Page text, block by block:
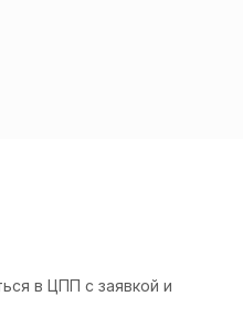
в ЦПП с заявкой и